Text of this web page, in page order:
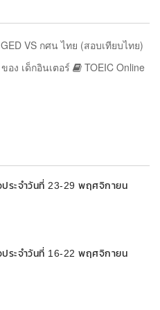
GED VS กศน ไทย (สอบเทียบไทย)
อง เด็กอินเตอร์
TOEIC Online
ระจำวันที่ 23-29 พฤศจิกายน
ระจำวันที่ 16-22 พฤศจิกายน